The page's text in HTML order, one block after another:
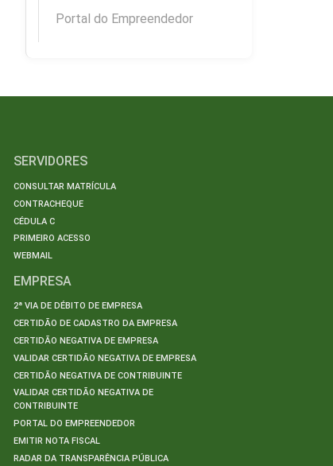
Portal do Empreendedor
SERVIDORES
CONSULTAR MATRÍCULA
CONTRACHEQUE
CÉDULA C
PRIMEIRO ACESSO
WEBMAIL
EMPRESA
2ª VIA DE DÉBITO DE EMPRESA
CERTIDÃO DE CADASTRO DA EMPRESA
CERTIDÃO NEGATIVA DE EMPRESA
VALIDAR CERTIDÃO NEGATIVA DE EMPRESA
CERTIDÃO NEGATIVA DE CONTRIBUINTE
VALIDAR CERTIDÃO NEGATIVA DE
CONTRIBUINTE
PORTAL DO EMPREENDEDOR
EMITIR NOTA FISCAL
RADAR DA TRANSPARÊNCIA PÚBLICA